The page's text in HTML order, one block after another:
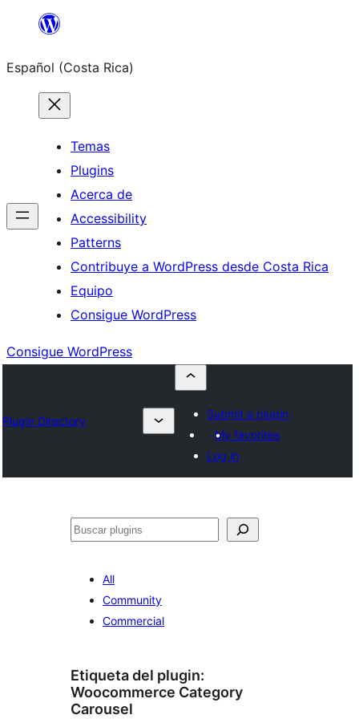
Saltar
contenido
Español (Costa Rica)
Temas
Plugins
Acerca de
Accessibility
Patterns
Contribuye a WordPress desde Costa Rica
Equipo
Consigue WordPress
Consigue WordPress
Plugin Directory
Submit a plugin
My favorites
Log in
Buscar
All
Community
Commercial
Etiqueta del plugin:
Woocommerce Category
Carousel